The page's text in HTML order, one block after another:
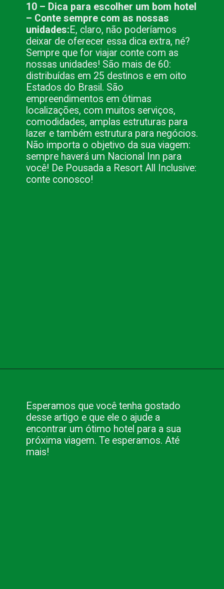
10 – Dica para escolher um bom hotel
– Conte sempre com as nossas
unidades:E, claro, não poderíamos
deixar de oferecer essa dica extra, né?
Sempre que for viajar conte com as
nossas unidades! São mais de 60:
distribuídas em 25 destinos e em oito
Estados do Brasil. São
empreendimentos em ótimas
localizações, com muitos serviços,
comodidades, amplas estruturas para
lazer e também estrutura para negócios.
Não importa o objetivo da sua viagem:
sempre haverá um Nacional Inn para
você! De Pousada a Resort All Inclusive:
conte conosco!
Esperamos que você tenha gostado
desse artigo e que ele o ajude a
encontrar um ótimo hotel para a sua
próxima viagem. Te esperamos. Até
mais!